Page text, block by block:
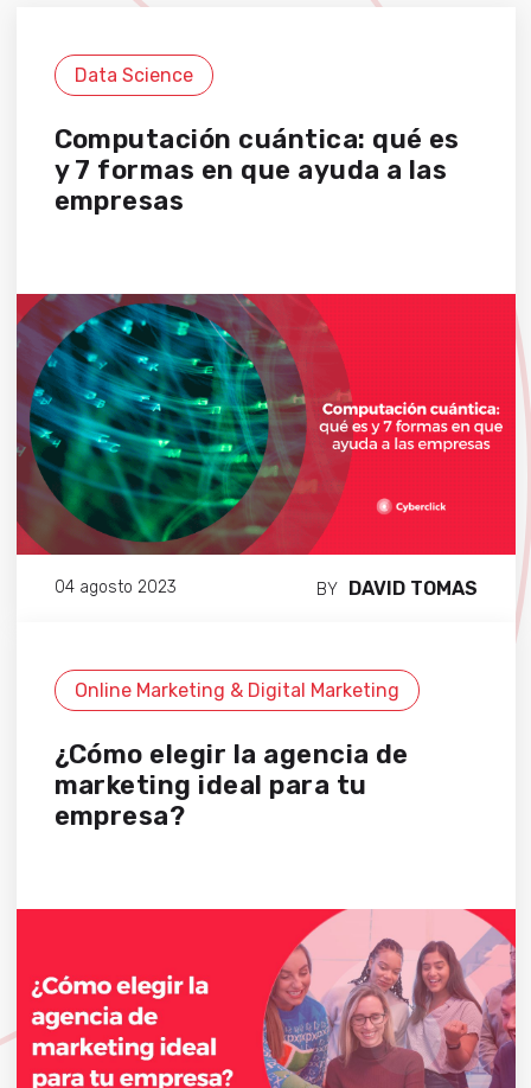
Data Science
Computación cuántica: qué es
y 7 formas en que ayuda a las
empresas
04 agosto 2023 BY DAVID TOMAS
Online Marketing & Digital Marketing
¿Cómo elegir la agencia de
marketing ideal para tu
empresa?